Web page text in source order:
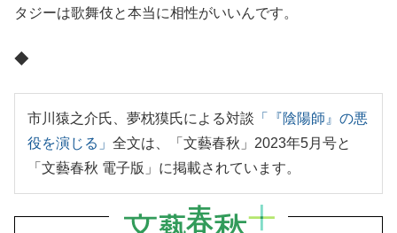
タジーは歌舞伎と本当に相性がいいんです。
◆
市川猿之介氏、夢枕獏氏による対談 「『陰陽師』の悪
役を演じる」 全文は、「文藝春秋」2023年5月号と
「文藝春秋 電子版」に掲載されています。